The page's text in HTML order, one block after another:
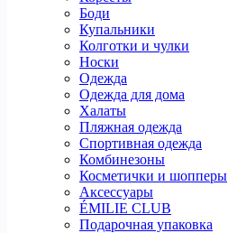
Боди
Купальники
Колготки и чулки
Носки
Одежда
Одежда для дома
Халаты
Пляжная одежда
Спортивная одежда
Комбинезоны
Косметички и шопперы
Аксессуары
ÉMILIE CLUB
Подарочная упаковка